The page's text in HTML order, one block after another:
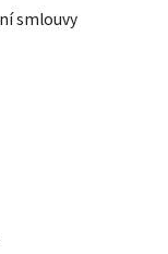
smlouvy